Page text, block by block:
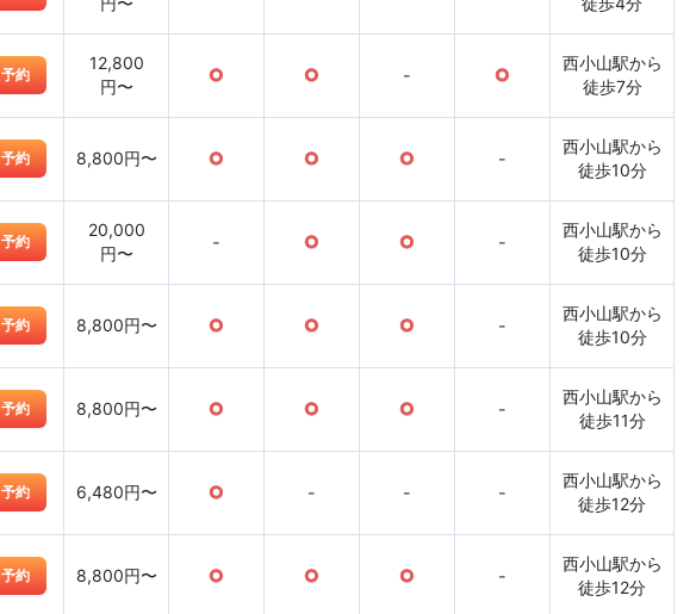
予約
12,800
円〜
○ ○ - ○
西小山駅から
徒歩7分
予約 8,800円〜 ○ ○ ○ -
西小山駅から
徒歩10分
予約
20,000
円〜
- ○ ○ -
西小山駅から
徒歩10分
予約 8,800円〜 ○ ○ ○ -
西小山駅から
徒歩10分
予約 8,800円〜 ○ ○ ○ -
西小山駅から
徒歩11分
予約 6,480円〜 ○ - - -
西小山駅から
徒歩12分
予約 8,800円〜 ○ ○ ○ -
西小山駅から
徒歩12分